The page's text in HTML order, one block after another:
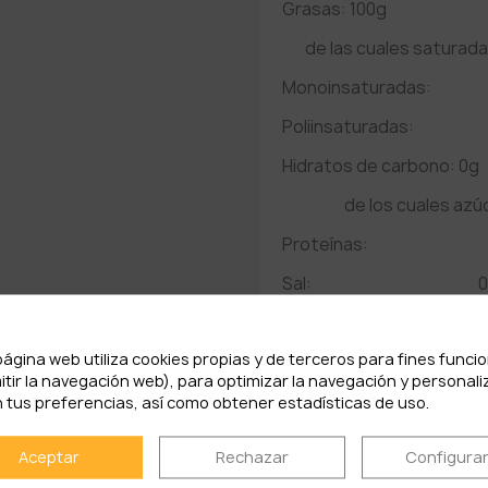
Grasas: 100g
de las cuales
Monoinsaturadas:
Poliinsaturadas:
Hidratos de carbono: 0g
de los cuales
Proteínas:
Sal:
Vitamina E:
Vitamina A: 200vg
* Valor de referencia del
web utiliza cookies propias y de terceros para fines
la navegación web), para optimizar la navegación y
tus preferencias, así como obtener estadísticas de uso.
Aceptar Rechazar Configurar